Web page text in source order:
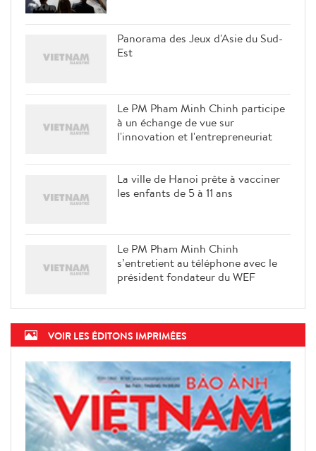
Panorama des Jeux d'Asie du Sud-
Est
Le PM Pham Minh Chinh participe
à un échange de vue sur
l'innovation et l'entrepreneuriat
La ville de Hanoi prête à vacciner
les enfants de 5 à 11 ans
Le PM Pham Minh Chinh
s’entretient au téléphone avec le
président fondateur du WEF
VOIR LES ÉDITONS IMPRIMÉES